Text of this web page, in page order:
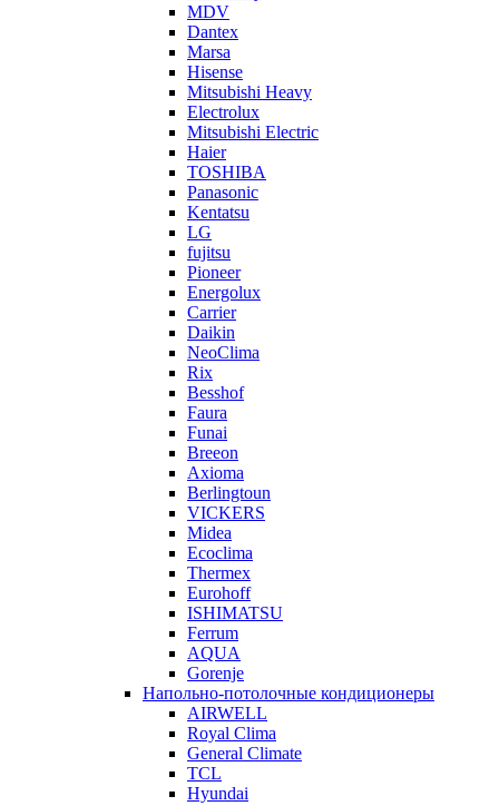
MDV
Dantex
Marsa
Hisense
Mitsubishi Heavy
Electrolux
Mitsubishi Electric
Haier
TOSHIBA
Panasonic
Kentatsu
LG
fujitsu
Pioneer
Energolux
Carrier
Daikin
NeoClima
Rix
Besshof
Faura
Funai
Breeon
Axioma
Berlingtoun
VICKERS
Midea
Ecoclima
Thermex
Eurohoff
ISHIMATSU
Ferrum
AQUA
Gorenje
Напольно-потолочные кондиционеры
AIRWELL
Royal Clima
General Climate
TCL
Hyundai